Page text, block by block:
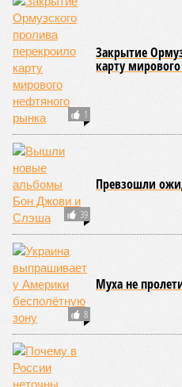
Так-то, в целом, понятно, что
нам-то с вами – как быть?
Террористов –
«Россия обязана изменить
Анастасия Кашеварова. –
гибель детей в тылу, мирных
в домах. Тяжело начинать
ещё тяжелее продолжить
заводы в Европе,
смерть для наших детей, –
Украины – законная цель! Все
цель! Власти Запада
Украины. Но они воюют не
населением»
«Особенность теракта на
что подрыв был произведён
когда стало ясно, что бомбу
публицистЕвгений Норин. –
рядом не было. Таким
действие бомбу, совершил
гражданской цели –